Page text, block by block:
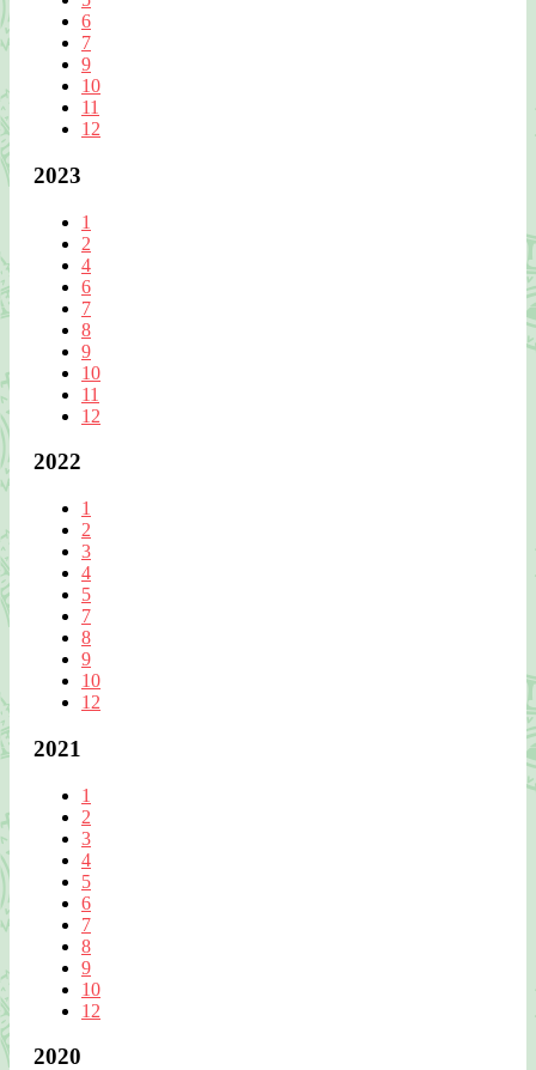
6
7
9
10
11
12
2023
1
2
4
6
7
8
9
10
11
12
2022
1
2
3
4
5
7
8
9
10
12
2021
1
2
3
4
5
6
7
8
9
10
12
2020